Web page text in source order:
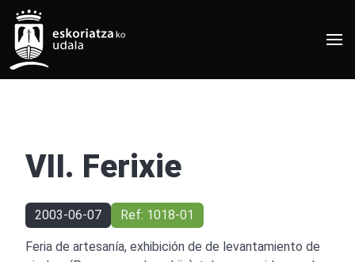
VII. Ferixie
2003-06-07 Ref: 1018-01
Feria de artesanía, exhibición de de levantamiento de